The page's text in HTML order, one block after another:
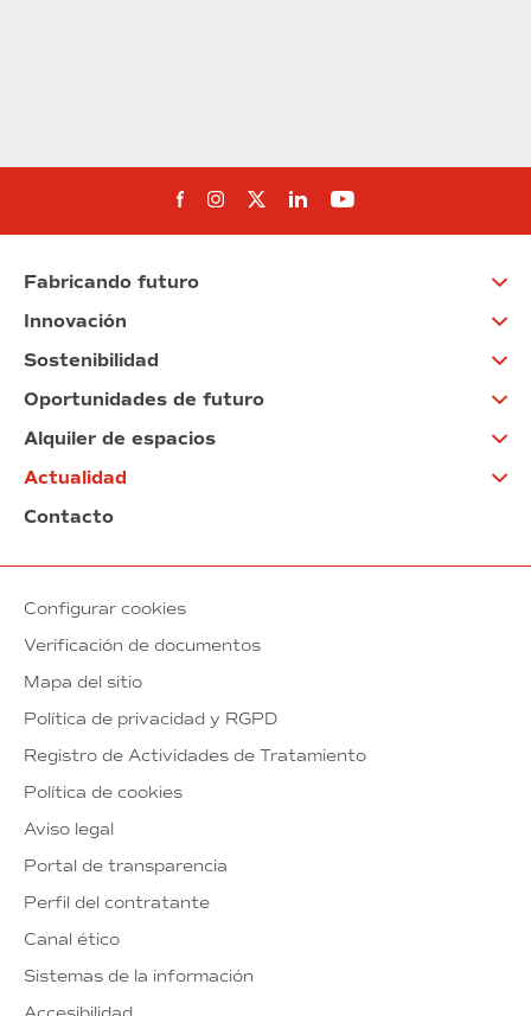
Síguenos en Facebook
Síguenos en Instagram
Síguenos en Twitter
Síguenos en Linkedin
Síguenos en
Fabricando futuro
Innovación
Sostenibilidad
Oportunidades de futuro
Alquiler de espacios
Actualidad
Contacto
Configurar cookies
Verificación de documentos
Mapa del sitio
Política de privacidad y RGPD
Registro de Actividades de Tratamiento
Política de cookies
Aviso legal
Portal de transparencia
Perfil del contratante
Canal ético
Sistemas de la información